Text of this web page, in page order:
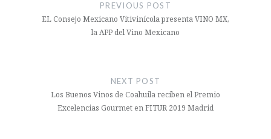
entradas
PREVIOUS POST
EL Consejo Mexicano Vitivinícola presenta VINO MX,
la APP del Vino Mexicano
NEXT POST
Los Buenos Vinos de Coahuila reciben el Premio
Excelencias Gourmet en FITUR 2019 Madrid